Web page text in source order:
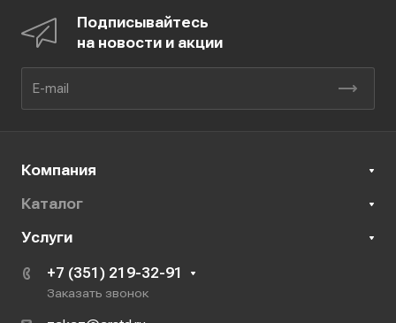
Подписывайтесь
на новости и акции
Компания
Каталог
Услуги
+7 (351) 219-32-91
Заказать звонок